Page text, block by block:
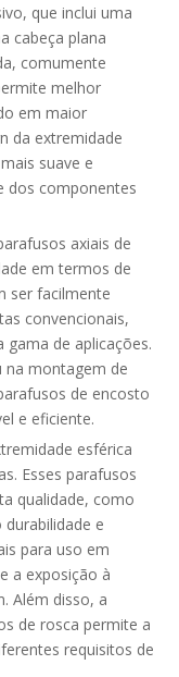
que inclui uma
cabeça plana
comumente
melhor
em maior
da extremidade
suave e
dos componentes
axiais de
em termos de
ser facilmente
convencionais,
de aplicações.
na montagem de
de encosto
e eficiente.
esférica
Esses parafusos
qualidade, como
e
para uso em
a exposição à
Além disso, a
de rosca permite a
requisitos de